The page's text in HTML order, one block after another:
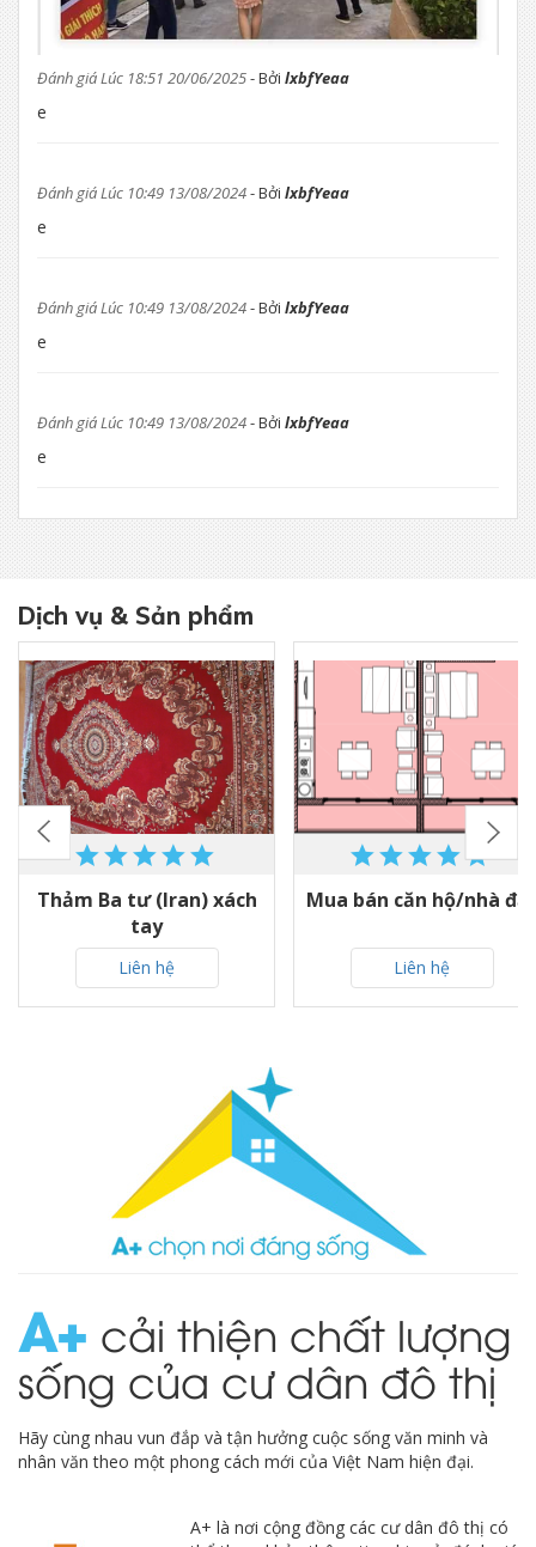
Đánh giá Lúc 18:51 20/06/2025- Bởi lxbfYeaa
e
Đánh giá Lúc 10:49 13/08/2024- Bởi lxbfYeaa
e
Đánh giá Lúc 10:49 13/08/2024- Bởi lxbfYeaa
e
Đánh giá Lúc 10:49 13/08/2024- Bởi lxbfYeaa
e
Dịch vụ & Sản phẩm
Thảm Ba tư (Iran) xách
tay
Liên hệ
Mua bán căn hộ/nhà
Liên hệ
A
cải thiện chất lượng
sống của cư dân đô thị
Hãy cùng nhau vun đắp và tận hưởng cuộc sống văn minh và
nhân văn theo một phong cách mới của Việt Nam hiện đại.
A+ là nơi cộng đồng các cư dân đô thị có